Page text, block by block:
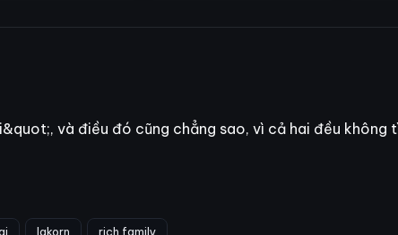
và điều đó cũng chẳng sao, vì cả hai đều không
lakorn rich family